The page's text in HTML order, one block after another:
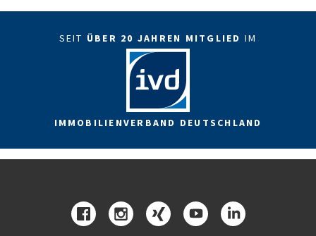
SEIT ÜBER 20 JAHREN MITGLIED IM
IMMOBILIENVERBAND DEUTSCHLAND